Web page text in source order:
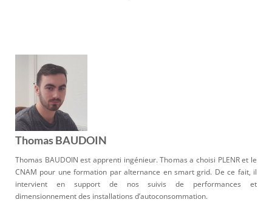
Thomas BAUDOIN
Thomas BAUDOIN est apprenti ingénieur. Thomas a choisi PLENR et le
CNAM pour une formation par alternance en smart grid. De ce fait, il
intervient en support de nos suivis de performances et
dimensionnement des installations d’autoconsommation.